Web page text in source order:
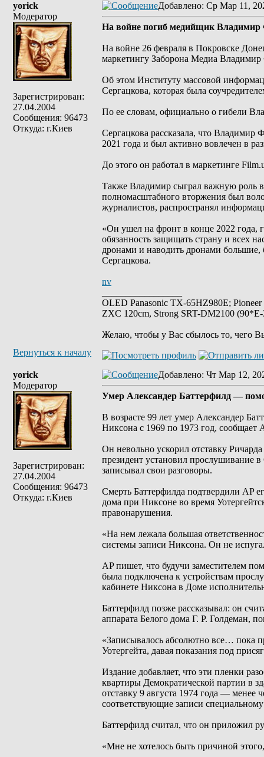
yorick
Модератор
Зарегистрирован:
27.04.2004
Сообщения: 96473
Откуда: г.Киев
Добавлено: Ср Мар 11,
На войне погиб медийщик
На войне 26 февраля в Покровске
маркетингу Заборона Медиа
Об этом Институту массовой
Сергацкова, которая была
По ее словам, официально о гибели
Сергацкова рассказала, что
2021 года и был активно вовлечен в
До этого он работал в маркетинге
Также Владимир сыграл важную роль
полномасштабного вторжения был
журналистов, распространял
«Он ушел на фронт в конце 2022 года,
обязанность защищать страну и всех
дронами и наводить дронами
Сергацкова.
nv
OLED Panasonic TX-65HZ980E;
ZXC 120cm, Strong SRT-DM2100
Желаю, чтобы у Вас сбылось то, чего
Вернуться к началу
yorick
Модератор
Зарегистрирован:
27.04.2004
Сообщения: 96473
Откуда: г.Киев
Добавлено: Чт Мар 12,
Умер Александер Баттерфилд —
В возрасте 99 лет умер Александер
Никсона с 1969 по 1973 год, сообщает
Он невольно ускорил отставку
президент установил прослушивание
записывал свои разговоры.
Смерть Баттерфилда подтвердили AP
дома при Никсоне во время
правонарушения.
«На нем лежала большая
системы записи Никсона. Он не
AP пишет, что будучи заместителем
была подключена к устройствам
кабинете Никсона в Доме
Баттерфилд позже рассказывал: он
аппарата Белого дома Г. Р. Голдеман,
«Записывалось абсолютно все… пока
Уотергейта, давая показания под
Издание добавляет, что эти пленки
квартиры Демократической партии в
отставку 9 августа 1974 года — менее
соответствующие записи
Баттерфилд считал, что он приложил
«Мне не хотелось быть причиной